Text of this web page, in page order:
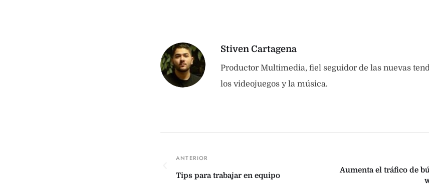
Stiven Cartagena
Productor Multimedia, fiel seguidor de las nuevas
los videojuegos y la música.
Tips para trabajar en equipo
Aumenta el tráfico de